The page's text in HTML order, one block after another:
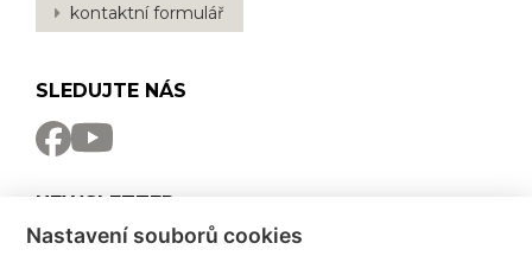
kontaktní formulář
SLEDUJTE NÁS
NEWSLETTER
Nastavení souborů cookies